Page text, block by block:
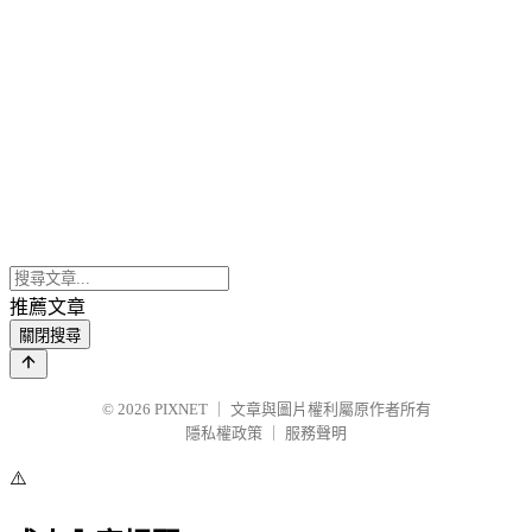
推薦文章
關閉搜尋
© 2026 PIXNET
文章與圖片權利屬原作者所有
隱私權政策
服務聲明
⚠️